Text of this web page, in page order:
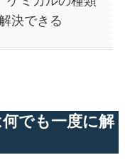
決できる
でも一度に解